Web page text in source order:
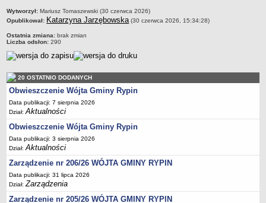
Lista kandydatów spełniających wymagania formalne w naborach na
wolne stanowiska urzędnicze
Sygnaliści
Galeria
Raporty o stanie dostępności
Wnioski
WŁADZE I STRUKTURA
Struktura organizacyjna
Rada gminy
Wójt
Urząd gminy
metryczka
Wytworzył: Mariusz Tomaszewski (30 czerwca 2026)
Opublikował: Katarzyna Jarzębowska (30 czerwca 2026, 15:34:28)
Ostatnia zmiana: brak zmian
Liczba odsłon: 290
20 OSTATNIO DODANYCH
Obwieszczenie Wójta Gminy Rypin
Data publikacji: 7 sierpnia 2026
Dział:Aktualności
Obwieszczenie Wójta Gminy Rypin
Data publikacji: 3 sierpnia 2026
Dział:Aktualności
Zarządzenie nr 206/26 WÓJTA GMINY RYPIN
Data publikacji: 31 lipca 2026
Dział:Zarządzenia
Zarządzenie nr 205/26 WÓJTA GMINY RYPIN